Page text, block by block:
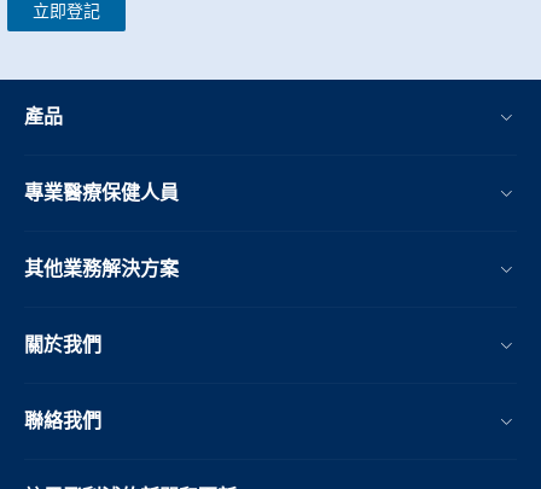
立即登記
產品
專業醫療保健人員
其他業務解決方案​
關於我們
聯絡我們